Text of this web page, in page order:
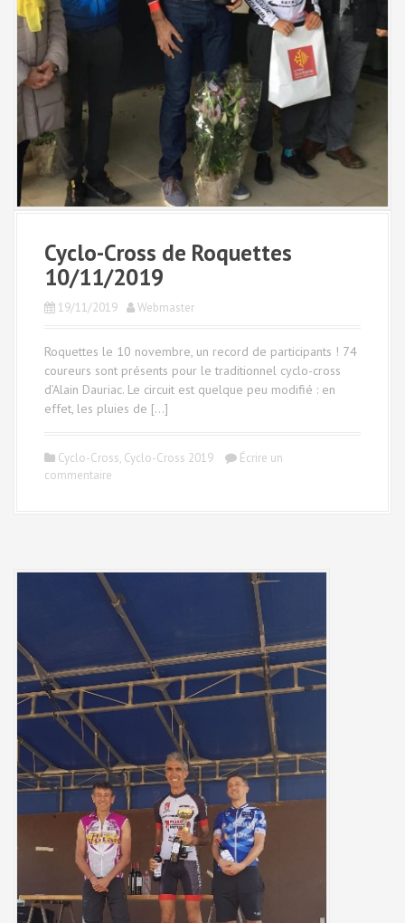
Cyclo-Cross de Roquettes
10/11/2019
19/11/2019 Webmaster
Roquettes le 10 novembre, un record de participants ! 74
coureurs sont présents pour le traditionnel cyclo-cross
d’Alain Dauriac. Le circuit est quelque peu modifié : en
effet, les pluies de […]
Cyclo-Cross, Cyclo-Cross 2019
Écrire un
commentaire